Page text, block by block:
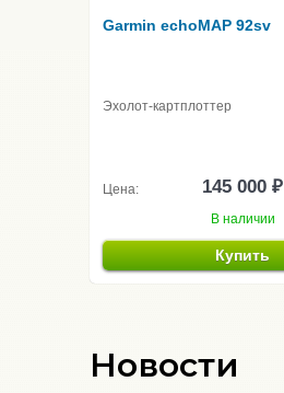
Garmin echoMAP 92sv
Эхолот-картплоттер
Цена: 145 000 ₽
В наличии
Купить
Новости